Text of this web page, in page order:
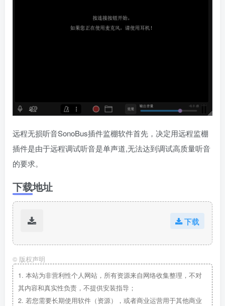
远程无损听音SonoBus插件监棚软件首先，决定用远程监棚
插件是由于远程调试听音是单声道,无法达到调试高质量听音
的要求。
下载地址
下载
© 版权声明
1. 本站为非营利性个人网站，所有资源来自网络收集整理，不对
其内容和真实性负责，不提供安装指导；
2. 若您需要长期使用软件（资源），或者商业运营用于其他商业